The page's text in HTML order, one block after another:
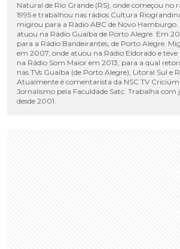
Natural de Rio Grande (RS), onde começou no
1995 e trabalhou nas rádios Cultura
migrou para a Rádio ABC de Novo
atuou na Rádio Guaíba de Porto Alegre. Em
para a Rádio Bandeirantes, de Porto Alegre.
em 2007, onde atuou na Rádio Eldorado e
na Rádio Som Maior em 2013, para a qual
nas TVs Guaíba (de Porto Alegre), Litoral Sul e
Atualmente é comentarista da NSC TV
Jornalismo pela Faculdade Satc. Trabalha
desde 2001.